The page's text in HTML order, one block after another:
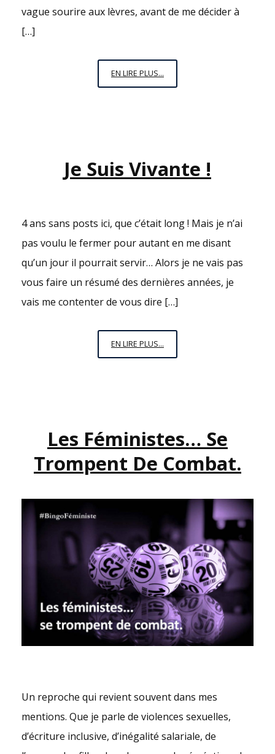
vague sourire aux lèvres, avant de me décider à
[…]
EN LIRE PLUS...
FILLE
Je Suis Vivante !
4 ans sans posts ici, que c’était long ! Mais je n’ai
pas voulu le fermer pour autant en me disant
qu’un jour il pourrait servir… Alors je ne vais pas
vous faire un résumé des dernières années, je
vais me contenter de vous dire […]
EN LIRE PLUS...
SUIS
Les Féministes… Se
Trompent De Combat.
Un reproche qui revient souvent dans mes
mentions. Que je parle de violences sexuelles,
d’écriture inclusive, d’inégalité salariale, de